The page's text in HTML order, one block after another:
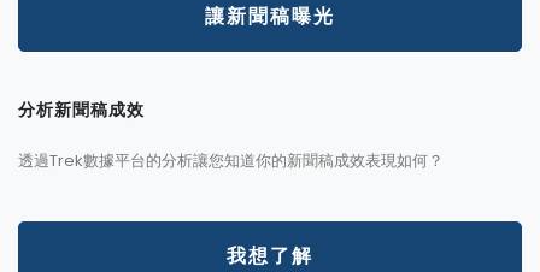
讓新聞稿曝光
分析新聞稿成效
透過Trek數據平台的分析讓您知道你的新聞稿成效表現如何？
我想了解